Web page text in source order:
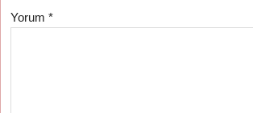
Yorum*